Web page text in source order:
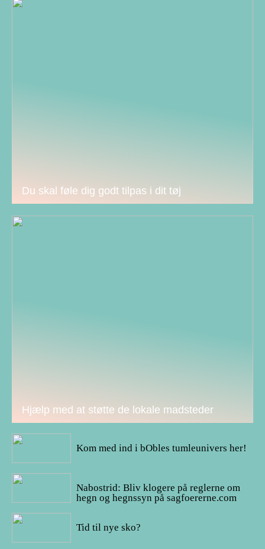
Du skal føle dig godt tilpas i dit tøj
Hjælp med at støtte de lokale madsteder
Kom med ind i bObles tumleunivers her!
Nabostrid: Bliv klogere på reglerne om
hegn og hegnssyn på sagfoererne.com
Tid til nye sko?